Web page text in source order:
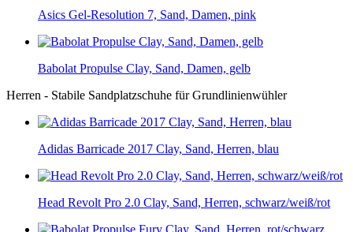
Asics Gel-Resolution 7, Sand, Damen, pink
Babolat Propulse Clay, Sand, Damen, gelb
Herren - Stabile Sandplatzschuhe für Grundlinienwühler
Adidas Barricade 2017 Clay, Sand, Herren, blau
Head Revolt Pro 2.0 Clay, Sand, Herren, schwarz/weiß/rot